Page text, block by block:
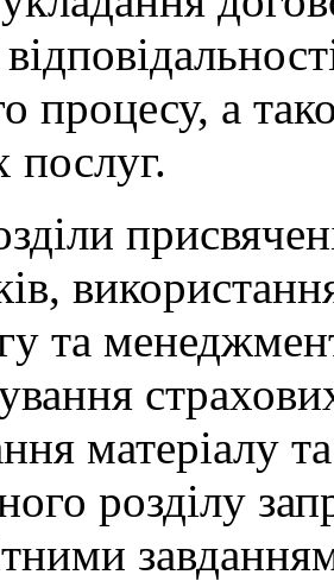
процесу, а
послуг.
та
матеріалу
розділу